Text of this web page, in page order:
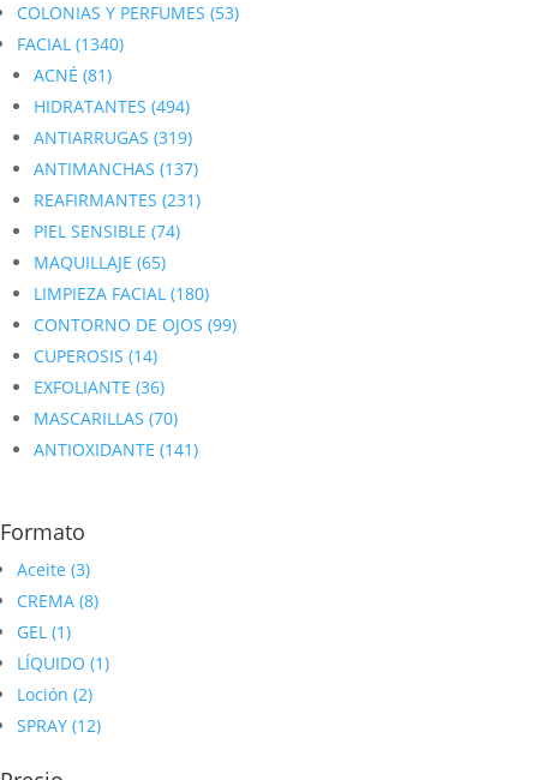
COLONIAS Y PERFUMES (53)
FACIAL (1340)
ACNÉ (81)
HIDRATANTES (494)
ANTIARRUGAS (319)
ANTIMANCHAS (137)
REAFIRMANTES (231)
PIEL SENSIBLE (74)
MAQUILLAJE (65)
LIMPIEZA FACIAL (180)
CONTORNO DE OJOS (99)
CUPEROSIS (14)
EXFOLIANTE (36)
MASCARILLAS (70)
ANTIOXIDANTE (141)
Formato
Aceite (3)
CREMA (8)
GEL (1)
LÍQUIDO (1)
Loción (2)
SPRAY (12)